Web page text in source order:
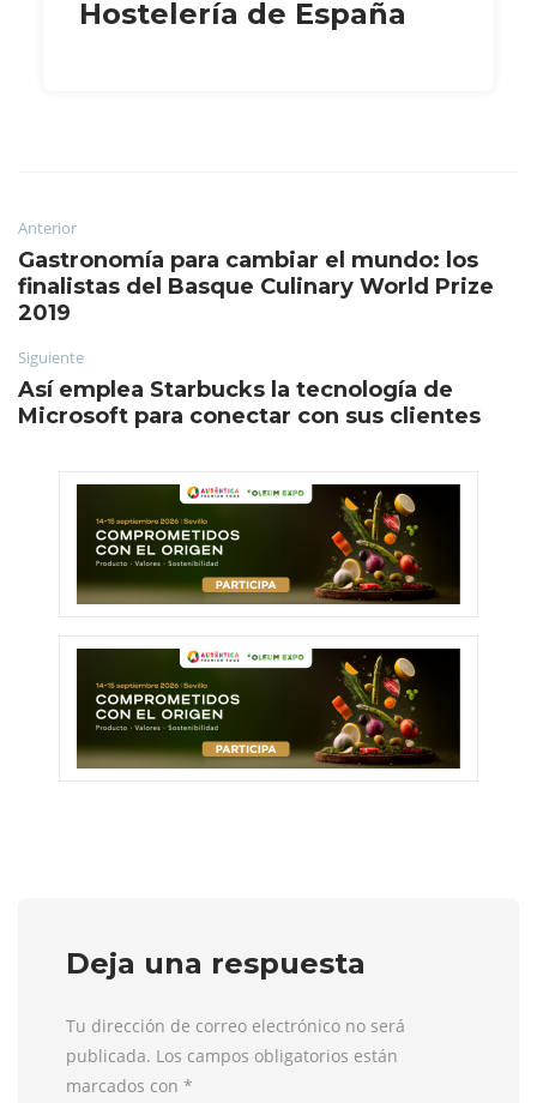
Hostelería de España
Anterior
Gastronomía para cambiar el mundo: los
finalistas del Basque Culinary World Prize
2019
Siguiente
Así emplea Starbucks la tecnología de
Microsoft para conectar con sus clientes
Deja una respuesta
Tu dirección de correo electrónico no será
publicada. Los campos obligatorios están
marcados con *